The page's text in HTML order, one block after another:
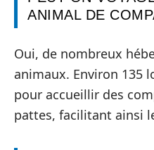
ANIMAL DE
Oui, de nombreux
animaux. Environ 135
pour accueillir des
pattes, facilitant ainsi